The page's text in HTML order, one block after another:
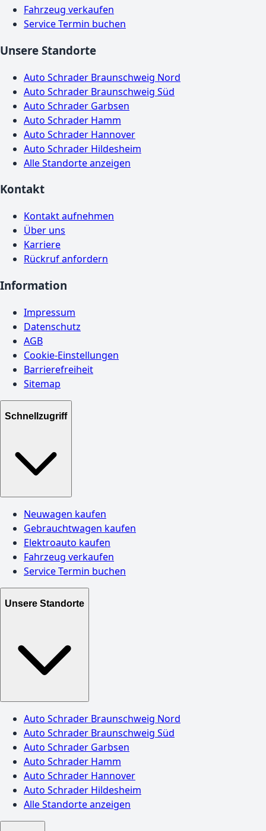
Fahrzeug verkaufen
Service Termin buchen
Unsere Standorte
Auto Schrader Braunschweig Nord
Auto Schrader Braunschweig Süd
Auto Schrader Garbsen
Auto Schrader Hamm
Auto Schrader Hannover
Auto Schrader Hildesheim
Alle Standorte anzeigen
Kontakt
Kontakt aufnehmen
Über uns
Karriere
Rückruf anfordern
Information
Impressum
Datenschutz
AGB
Cookie-Einstellungen
Barrierefreiheit
Sitemap
Schnellzugriff
Neuwagen kaufen
Gebrauchtwagen kaufen
Elektroauto kaufen
Fahrzeug verkaufen
Service Termin buchen
Unsere Standorte
Auto Schrader Braunschweig Nord
Auto Schrader Braunschweig Süd
Auto Schrader Garbsen
Auto Schrader Hamm
Auto Schrader Hannover
Auto Schrader Hildesheim
Alle Standorte anzeigen